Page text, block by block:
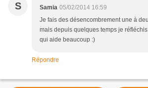
S Samia 05/02/2014 16:59
Je fais des désencombrement une à
mais depuis quelques temps je
qui aide beaucoup :)
Répondre